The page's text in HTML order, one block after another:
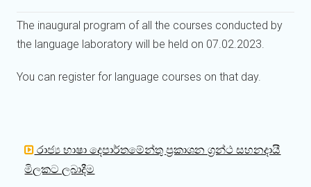
The inaugural program of all the courses conducted by
the language laboratory will be held on 07.02.2023.
You can register for language courses on that day.
රාජ්‍ය භාෂා දෙපාර්තමේන්තු ප්‍රකාශන ග්‍රන්ථ සහනදායී
මිලකට ලබාදීම